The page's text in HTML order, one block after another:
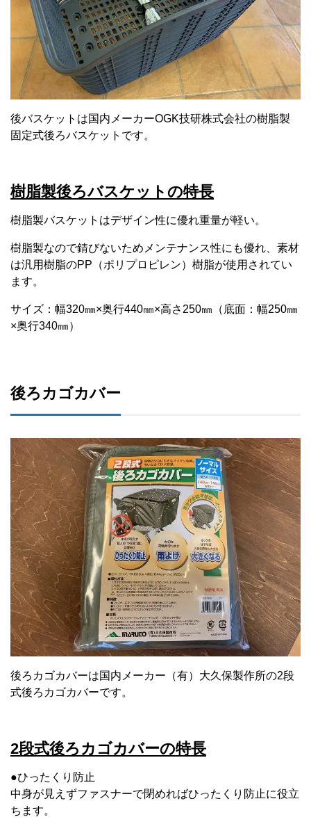
後バスケットは国内メーカーOGK技研株式会社の樹脂製
固定式後ろバスケットです。
樹脂製後ろバスケットの特長
樹脂製バスケットはデザイン性に優れ重量が軽い。
樹脂製なので錆びないためメンテナンス性にも優れ、素材
は汎用樹脂のPP（ポリプロピレン）樹脂が使用されてい
ます。
サイズ：幅320㎜×奥行440㎜×高さ250㎜（底面：幅250㎜
×奥行340㎜）
後ろカゴカバー
後ろカゴカバーは国内メーカー（有）大久保製作所の2段
式後ろカゴカバーです。
2段式後ろカゴカバーの特長
●ひったくり防止
中身が見えずファスナーで閉めればひったくり防止に役立
ちます。